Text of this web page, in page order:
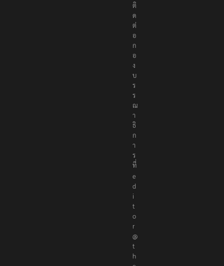
อ
ติ
ด
ต่
อ
ก
อ
ง
บ
ร
ร
ณ
า
ธิ
ก
า
ร
ที่
e
d
i
t
o
r
@
t